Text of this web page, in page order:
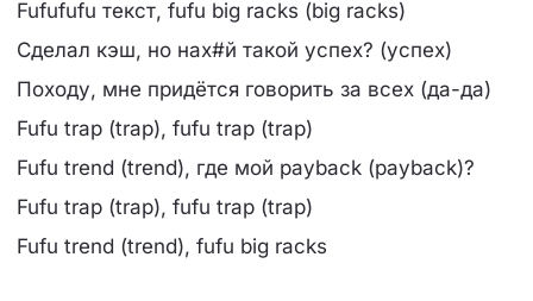
Fufufufu текст, fufu big racks (big racks)
Сделал кэш, но нах#й такой успех? (успех)
Походу, мне придётся говорить за всех (да-да)
Fufu trap (trap), fufu trap (trap)
Fufu trend (trend), где мой payback (payback)?
Fufu trap (trap), fufu trap (trap)
Fufu trend (trend), fufu big racks